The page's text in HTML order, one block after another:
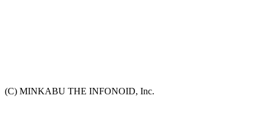
(C) MINKABU THE INFONOID, Inc.